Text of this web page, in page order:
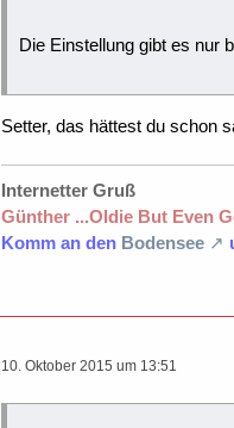
Die Einstellung gibt es nur
Setter, das hättest du schon
Internetter Gruß
Günther ...Oldie But Even
Komm an den Bodensee
10. Oktober 2015 um 13:51